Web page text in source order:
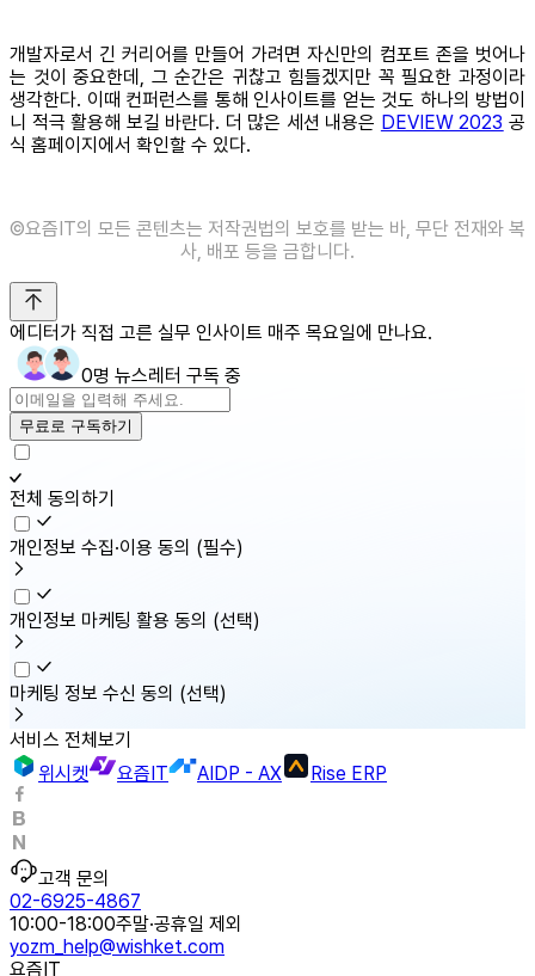
개발자로서 긴 커리어를 만들어 가려면 자신만의 컴포트 존을 벗어나
는 것이 중요한데, 그 순간은 귀찮고 힘들겠지만 꼭 필요한 과정이라
생각한다. 이때 컨퍼런스를 통해 인사이트를 얻는 것도 하나의 방법이
니 적극 활용해 보길 바란다. 더 많은 세션 내용은 DEVIEW 2023 공
식 홈페이지에서 확인할 수 있다.
©️요즘IT의 모든 콘텐츠는 저작권법의 보호를 받는 바, 무단 전재와 복
사, 배포 등을 금합니다.
에디터가 직접 고른 실무 인사이트 매주 목요일에 만나요.
0명 뉴스레터 구독 중
무료로 구독하기
전체 동의하기
개인정보 수집·이용 동의 (필수)
개인정보 마케팅 활용 동의 (선택)
마케팅 정보 수신 동의 (선택)
서비스 전체보기
위시켓
요즘IT AIDP - AX Rise ERP
고객 문의
02-6925-4867
10:00-18:00주말·공휴일 제외
yozm_help@wishket.com
요즘IT